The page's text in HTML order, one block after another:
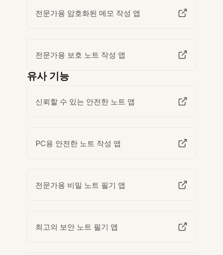
전문가용 암호화된 메모 작성 앱
전문가용 보호 노트 작성 앱
유사 기능
신뢰할 수 있는 안전한 노트 앱
PC용 안전한 노트 작성 앱
전문가용 비밀 노트 필기 앱
최고의 보안 노트 필기 앱